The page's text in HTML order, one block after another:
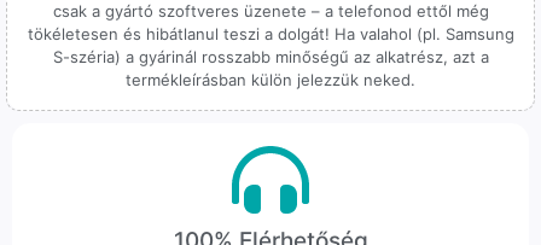
csak a gyártó szoftveres üzenete – a telefonod ettől még
tökéletesen és hibátlanul teszi a dolgát! Ha valahol (pl. Samsung
S-széria) a gyárinál rosszabb minőségű az alkatrész, azt a
termékleírásban külön jelezzük neked.